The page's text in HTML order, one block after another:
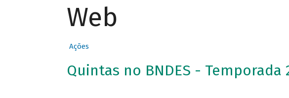
Web
Ações
Quintas no BNDES - Temporada